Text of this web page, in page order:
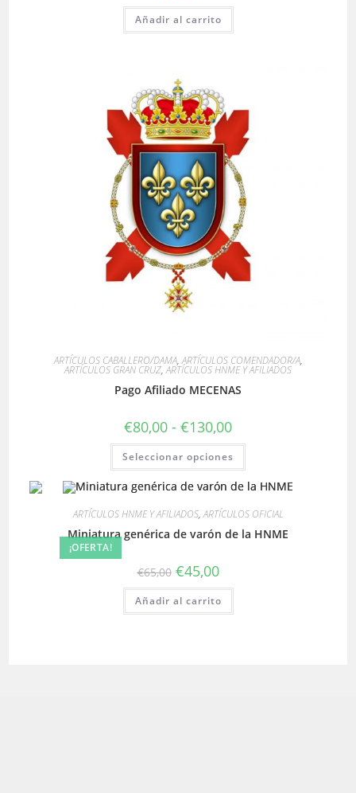
Añadir al carrito
ARTÍCULOS CABALLERO/DAMA,ARTÍCULOS COMENDADOR/A,
ARTÍCULOS GRAN CRUZ,ARTÍCULOS HNME Y AFILIADOS
Pago Afiliado MECENAS
€80,00 - €130,00Rango
precios:
desde
€80,00
hasta
€130,00
Seleccionar opciones
Este
tiene
múltiples
variantes.
opciones
pueden
¡OFERTA!
ARTÍCULOS HNME Y AFILIADOS,ARTÍCULOS OFICIAL
Miniatura genérica de varón de la HNME
€65,00 El
precio
original
era:
€65,00.
€45,00El
precio
actual
es:
€45,00.
Añadir al carrito